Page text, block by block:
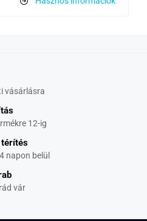
vásárlásra
12-ig
térítés
napon belül
vár